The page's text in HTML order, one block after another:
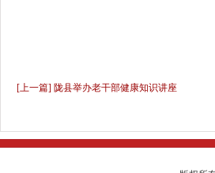
[上一篇] 陇县举办老干部健康知识讲座